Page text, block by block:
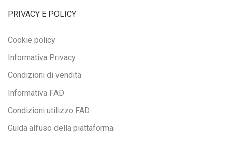
PRIVACY E POLICY
Cookie policy
Informativa Privacy
Condizioni di vendita
Informativa FAD
Condizioni utilizzo FAD
Guida all’uso della piattaforma